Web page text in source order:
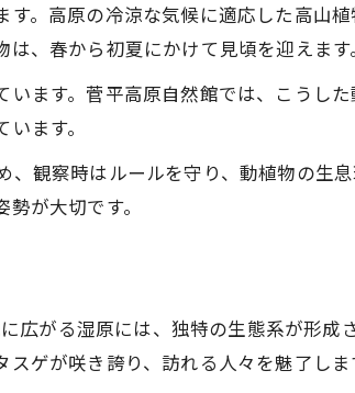
自然観察
環境の歴史
原の秘密
。高原の冷涼な気候に適応した高山
、春から初夏にかけて見頃を迎えます。
ます。菅平高原自然館では、こうし
ます。
観察時はルールを守り、動植物の生
が大切です。
広がる湿原には、独特の生態系が形成
ゲが咲き誇り、訪れる人々を魅了しま